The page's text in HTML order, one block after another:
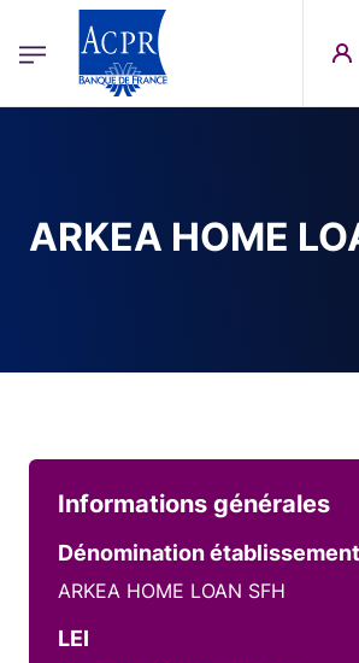
ACPR Menu Principal (French)
ARKEA HOME
Informations générales
Dénomination établissement
ARKEA HOME LOAN SFH
LEI